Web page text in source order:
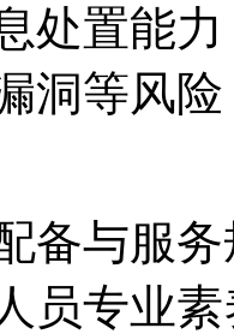
处置能
洞等风
备与服
员专业素